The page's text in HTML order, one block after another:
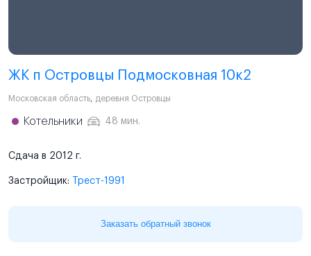
ЖК п Островцы Подмосковная 10к2
Московская область, деревня Островцы
Котельники 48 мин.
Сдача в 2012 г.
Застройщик: Трест-1991
Заказать обратный звонок